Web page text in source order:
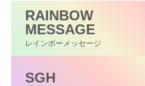
RAINBOW
MESSAGE
レインボーメッセージ
SGH